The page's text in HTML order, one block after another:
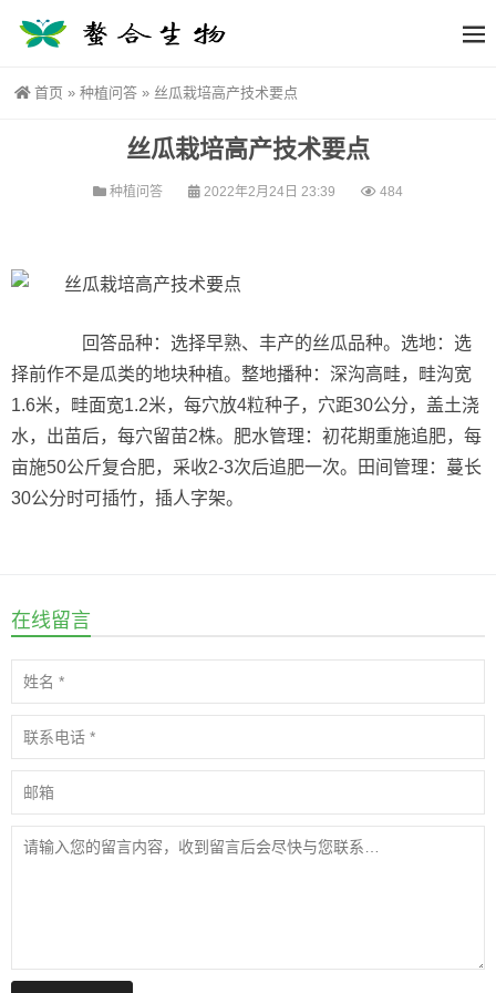
首页 » 种植问答 » 丝瓜栽培高产技术要点
丝瓜栽培高产技术要点
种植问答 2022年2月24日 23:39 484
回答品种：选择早熟、丰产的丝瓜品种。选地：选
择前作不是瓜类的地块种植。整地播种：深沟高畦，畦沟宽
1.6米，畦面宽1.2米，每穴放4粒种子，穴距30公分，盖土浇
水，出苗后，每穴留苗2株。肥水管理：初花期重施追肥，每
亩施50公斤复合肥，采收2-3次后追肥一次。田间管理：蔓长
30公分时可插竹，插人字架。
在线留言